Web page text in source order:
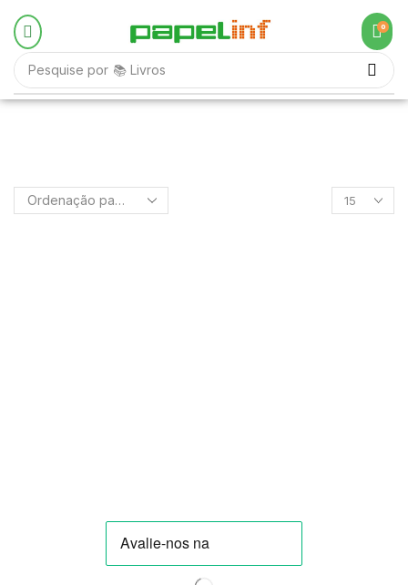
Pesquise por 📚 Livros
0